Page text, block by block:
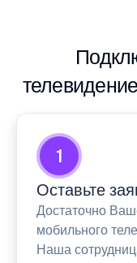
1
Оставьте
Достаточно
мобильного
Наша